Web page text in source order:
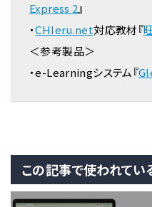
Express 2』
・CHIeru.net対応教材『
＜参考製品＞
・e-Learningシステム『
この記事で使われてい